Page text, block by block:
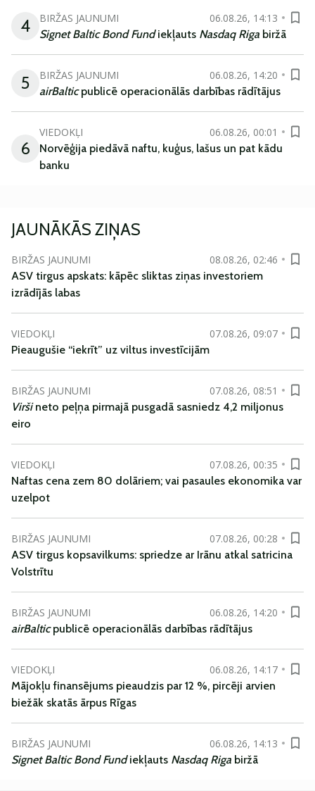
4 BIRŽAS JAUNUMI
06.08.26, 14:13
Signet Baltic Bond Fundiekļauts Nasdaq Riga biržā
5 BIRŽAS JAUNUMI
06.08.26, 14:20
airBalticpublicē operacionālās darbības rādītājus
6
VIEDOKĻI
06.08.26, 00:01
Norvēģija piedāvā naftu, kuģus, lašus un pat kādu
banku
JAUNĀKĀS ZIŅAS
BIRŽAS JAUNUMI
08.08.26, 02:46
ASV tirgus apskats: kāpēc sliktas ziņas investoriem
izrādījās labas
VIEDOKĻI
07.08.26, 09:07
Pieaugušie “iekrīt” uz viltus investīcijām
BIRŽAS JAUNUMI
07.08.26, 08:51
Viršineto peļņa pirmajā pusgadā sasniedz 4,2 miljonus
eiro
VIEDOKĻI
07.08.26, 00:35
Naftas cena zem 80 dolāriem; vai pasaules ekonomika var
uzelpot
BIRŽAS JAUNUMI
07.08.26, 00:28
ASV tirgus kopsavilkums: spriedze ar Irānu atkal satricina
Volstrītu
BIRŽAS JAUNUMI
06.08.26, 14:20
airBalticpublicē operacionālās darbības rādītājus
VIEDOKĻI
06.08.26, 14:17
Mājokļu finansējums pieaudzis par 12 %, pircēji arvien
biežāk skatās ārpus Rīgas
BIRŽAS JAUNUMI
06.08.26, 14:13
Signet Baltic Bond Fundiekļauts Nasdaq Riga biržā